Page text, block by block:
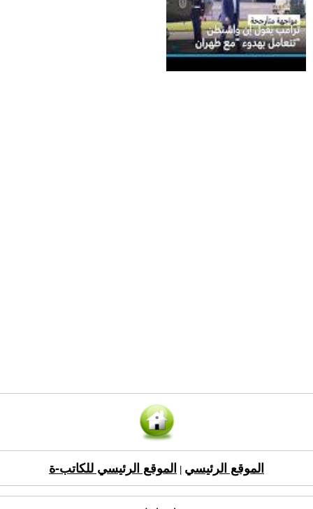
الموقع الرئيسي الموقع الرئيسي للكاتب-ة